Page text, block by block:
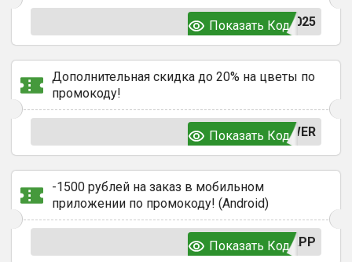
025
Показать Код
Дополнительная скидка до 20% на цветы по
промокоду!
WER
Показать Код
-1500 рублей на заказ в мобильном
приложении по промокоду! (Android)
APP
Показать Код